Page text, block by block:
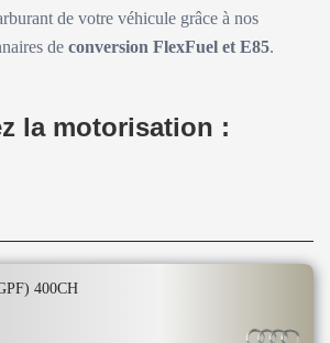
de votre véhicule grâce à nos
de conversion FlexFuel et E85.
la motorisation :
400CH